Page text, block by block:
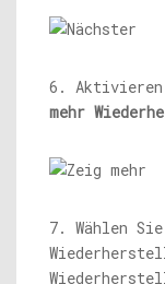
6. Aktivieren
mehr
7. Wählen